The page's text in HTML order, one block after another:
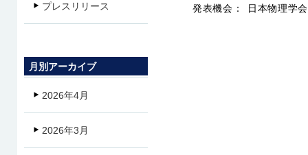
発表機会： 日本物理学
プレスリリース
月別アーカイブ
2026年4月
2026年3月